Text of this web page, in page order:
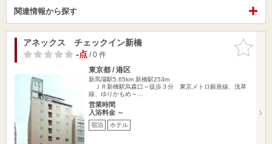
関連情報から探す
お気に入
りに追加
アネックス チェックイン新橋
-点/ 0 件
東京都 / 港区
新馬場駅5.65km 新橋駅253m
ＪＲ新橋駅烏森口～徒歩３分 東京メトロ銀座線、浅草
線、ゆりかもめ～…
営業時間
入浴料金 ～
宿泊 ホテル